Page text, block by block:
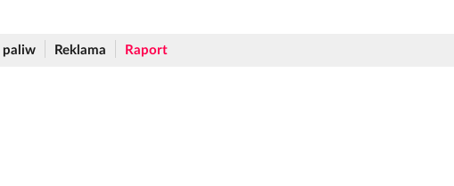
paliw Reklama Raport